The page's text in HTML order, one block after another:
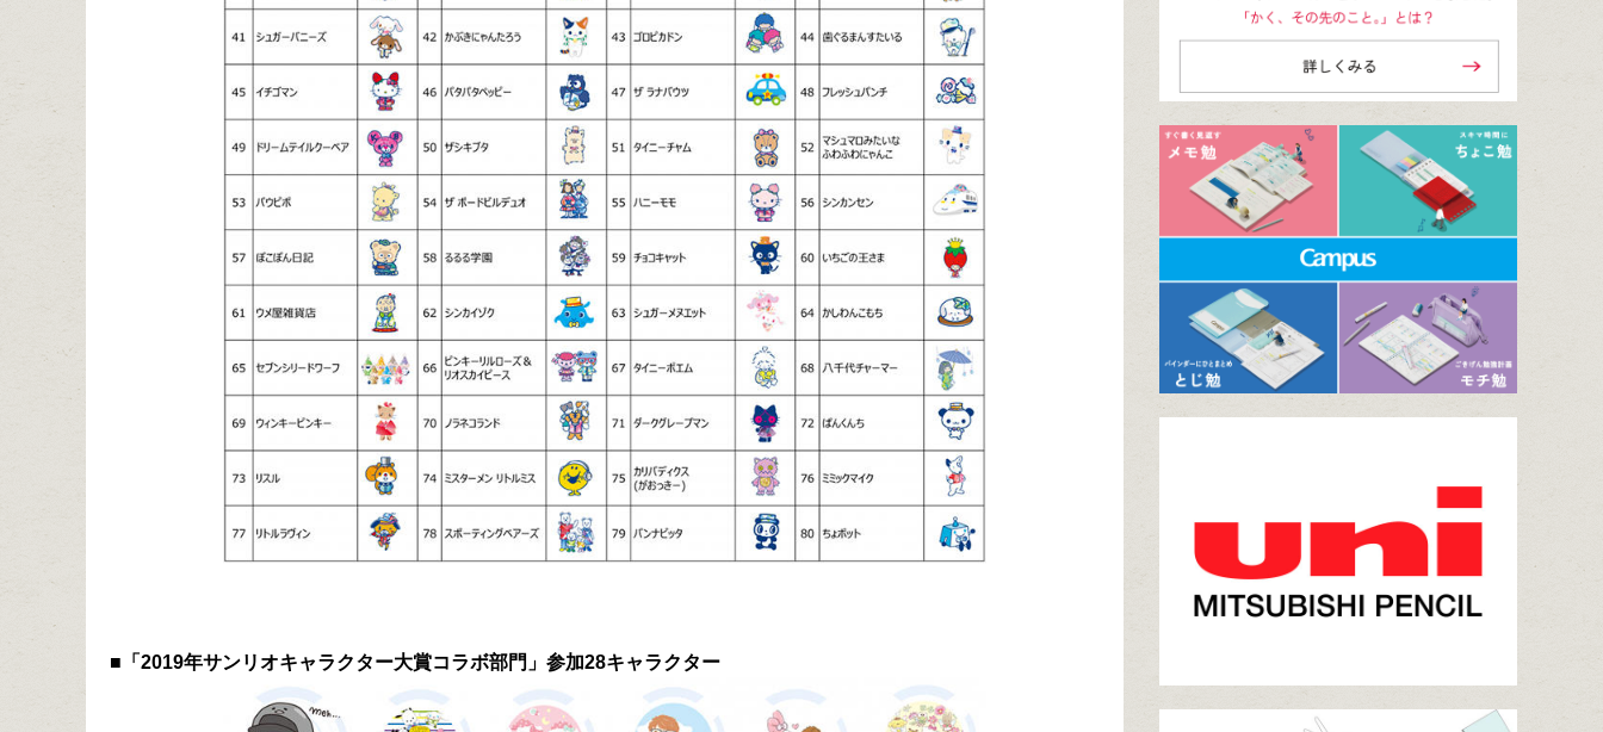
■「2019年サンリオキャラクター大賞コラボ部門」参加28キャラクター